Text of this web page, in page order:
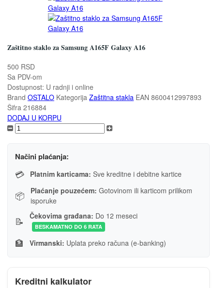
Zaštitno staklo za Samsung A165F Galaxy A16
500 RSD
Sa PDV-om
Dostupnost: U radnji i online
Brand OSTALO Kategorija Zaštitna stakla EAN 8600412997893
Šifra 216884
DODAJ U KORPU
Načini plaćanja:
💳 Platnim karticama: Sve kreditne i debitne kartice
📦 Plaćanje pouzećem: Gotovinom ili karticom prilikom
isporuke
📝 Čekovima građana: Do 12 meseci
BESKAMATNO DO 6 RATA
🏦 Virmanski: Uplata preko računa (e-banking)
Kreditni kalkulator